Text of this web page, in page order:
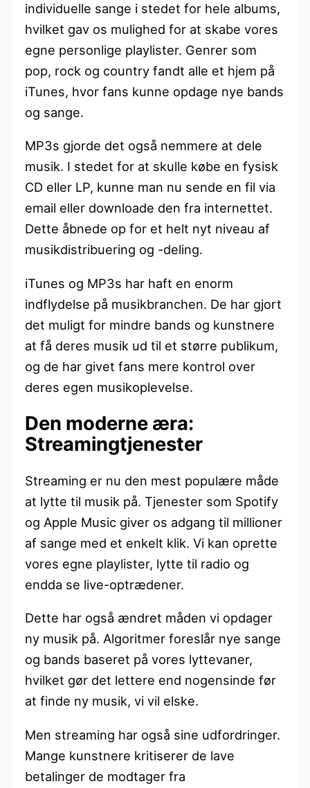
individuelle sange i stedet for hele albums,
hvilket gav os mulighed for at skabe vores
egne personlige playlister. Genrer som
pop, rock og country fandt alle et hjem på
iTunes, hvor fans kunne opdage nye bands
og sange.
MP3s gjorde det også nemmere at dele
musik. I stedet for at skulle købe en fysisk
CD eller LP, kunne man nu sende en fil via
email eller downloade den fra internettet.
Dette åbnede op for et helt nyt niveau af
musikdistribuering og -deling.
iTunes og MP3s har haft en enorm
indflydelse på musikbranchen. De har gjort
det muligt for mindre bands og kunstnere
at få deres musik ud til et større publikum,
og de har givet fans mere kontrol over
deres egen musikoplevelse.
Den moderne æra:
Streamingtjenester
Streaming er nu den mest populære måde
at lytte til musik på. Tjenester som Spotify
og Apple Music giver os adgang til millioner
af sange med et enkelt klik. Vi kan oprette
vores egne playlister, lytte til radio og
endda se live-optrædener.
Dette har også ændret måden vi opdager
ny musik på. Algoritmer foreslår nye sange
og bands baseret på vores lyttevaner,
hvilket gør det lettere end nogensinde før
at finde ny musik, vi vil elske.
Men streaming har også sine udfordringer.
Mange kunstnere kritiserer de lave
betalinger de modtager fra